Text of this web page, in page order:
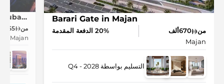
Barari Gate in Majan
من 670ألف
20% الدفعة المقدمة
Majan
التسليم بواسطة Q4 - 2028
Binghatti Skyflame in Majan, Dubailand
من 555ألف
Majan